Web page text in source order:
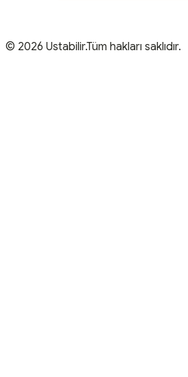
© 2026 Ustabilir.Tüm hakları saklıdır.